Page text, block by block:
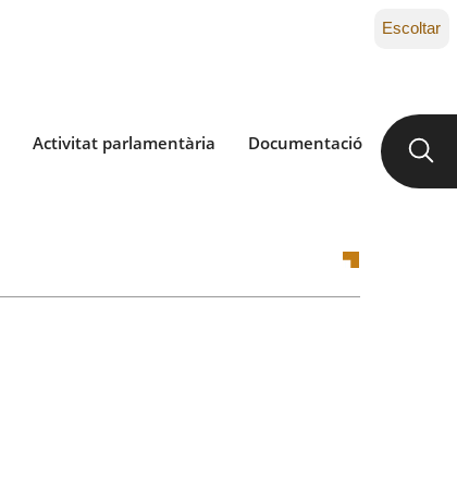
Activitat parlamentària Documentació
Escoltar